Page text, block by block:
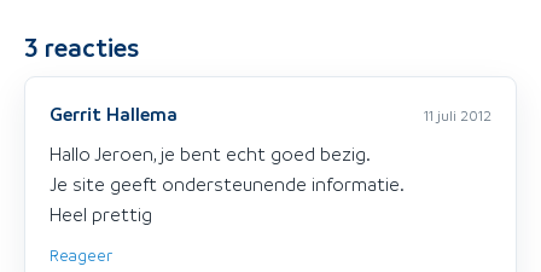
3 reacties
Gerrit Hallema 11 juli 2012
Hallo Jeroen, je bent echt goed bezig.
Je site geeft ondersteunende informatie.
Heel prettig
Reageer